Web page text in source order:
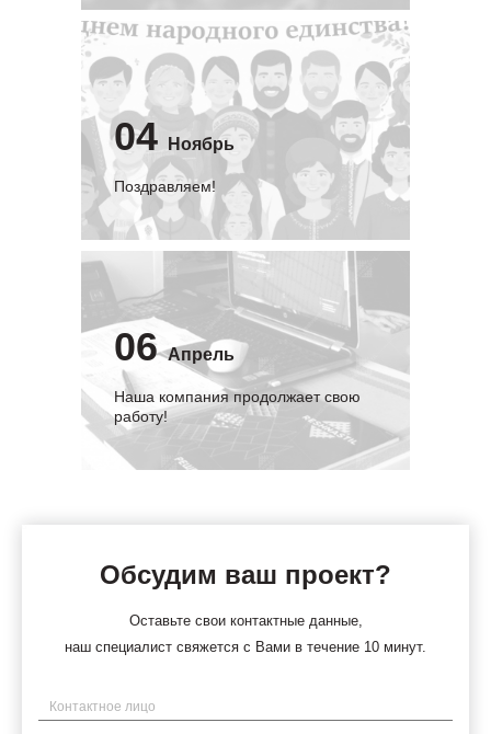
04 Ноябрь
Поздравляем!
06 Апрель
Наша компания продолжает свою
работу!
Обсудим ваш проект?
Оставьте свои контактные данные,
наш специалист свяжется с Вами в течение 10 минут.
Имя